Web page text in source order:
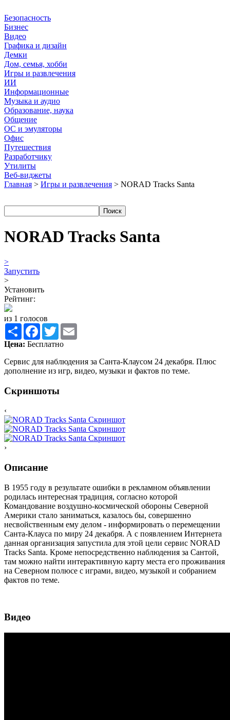
Безопасность
Бизнес
Видео
Графика и дизайн
Демки
Дом, семья, хобби
Игры и развлечения
ИИ
Информационные
Музыка и аудио
Образование, наука
Общение
ОС и эмуляторы
Офис
Путешествия
Разработчику
Утилиты
Веб-виджеты
Главная > Игры и развлечения > NORAD Tracks Santa
NORAD Tracks Santa
>
Запустить
>
Установить
Рейтинг:
из 1 голосов
Share Facebook
Twitter
Цена: Бесплатно
Сервис для наблюдения за Санта-Клаусом 24 декабря. Плюс
дополнение из игр, видео, музыки и фактов по теме.
Скриншоты
‹
›
Описание
В 1955 году в результате ошибки в рекламном объявлении
родилась интересная традиция, согласно которой
Командование воздушно-космической обороны Северной
Америки стало заниматься, казалось бы, совершенно
несвойственным ему делом - информировать о перемещении
Санта-Клауса по миру 24 декабря. А с появлением Интернета
данная организация запустила для этой цели сервис NORAD
Tracks Santa. Кроме непосредственно наблюдения за Сантой,
там можно найти интерактивную карту места его проживания
на Северном полюсе с играми, видео, музыкой и собранием
фактов по теме.
Видео